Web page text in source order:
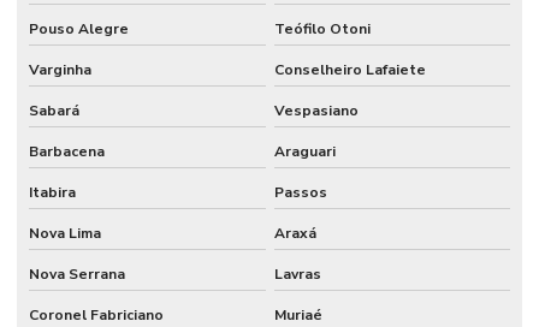
Pouso Alegre Teófilo Otoni
Varginha Conselheiro Lafaiete
Sabará Vespasiano
Barbacena Araguari
Itabira Passos
Nova Lima Araxá
Nova Serrana Lavras
Coronel Fabriciano Muriaé